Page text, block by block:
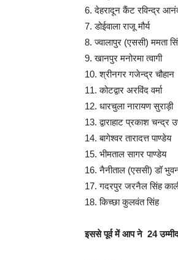
6. देहरादून कैंट रविन्द्र
7. डोईवाला राजू मौर्य
8. ज्वालापुर (एससी) ममता
9. खानपुर मनोरमा त्वागी
10. श्रीनगर गजेन्द्र चौहान
11. कोटद्वार अरविंद वर्मा
12. धारचुला नारायण सुराड़ी
13. द्वाराहाट प्रकाश चन्द्र
14. बागेश्वर तारादत्त पाण्डेय
15. भीमताल सागर पाण्डेय
16. नैनीताल (एससी) डॉ
17. गदरपुर जरनैल सिंह
18. किच्छा कुलवंत सिंह
इससे पूर्व में आप ने 24